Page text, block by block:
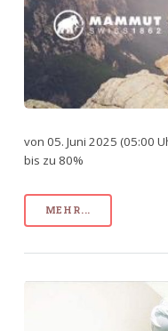
von 05. Juni 2025 (05:00
bis zu 80%
MEHR...